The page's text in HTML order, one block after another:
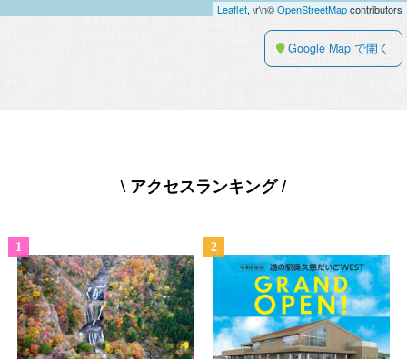
Leaflet, \r\n©OpenStreetMapcontributors
Google Map で開く
\ アクセスランキング /